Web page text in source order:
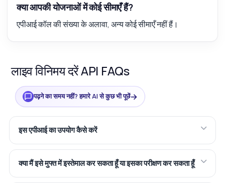
क्या आपकी योजनाओं में कोई सीमाएँ हैं?
एपीआई कॉल की संख्या के अलावा, अन्य कोई सीमाएँ नहीं हैं।
लाइव विनिमय दरें API FAQs
पढ़ने का समय नहीं? हमारे AI से कुछ भी पूछें→
इस एपीआई का उपयोग कैसे करें
क्या मैं इसे मुफ्त में इस्तेमाल कर सकता हूँ या इसका परीक्षण कर सकता हूँ
कुछ भी पूछें
लाइव विनिमय दरें API के बारे में उत्तर
नमस्ते! लाइव विनिमय दरें API के बारे में कुछ भी पूछें —
एंडपॉइंट्स, मूल्य निर्धारण, इंटीग्रेशन टिप्स, जो आप चाहें।
मैं नवीनतम विनिमय दरें कैसे प्राप्त करूं?
कौन सी मुद्राएँ समर्थित हैं?
मैं अपनी अनुरोधों को कैसे प्रमाणित करूं?